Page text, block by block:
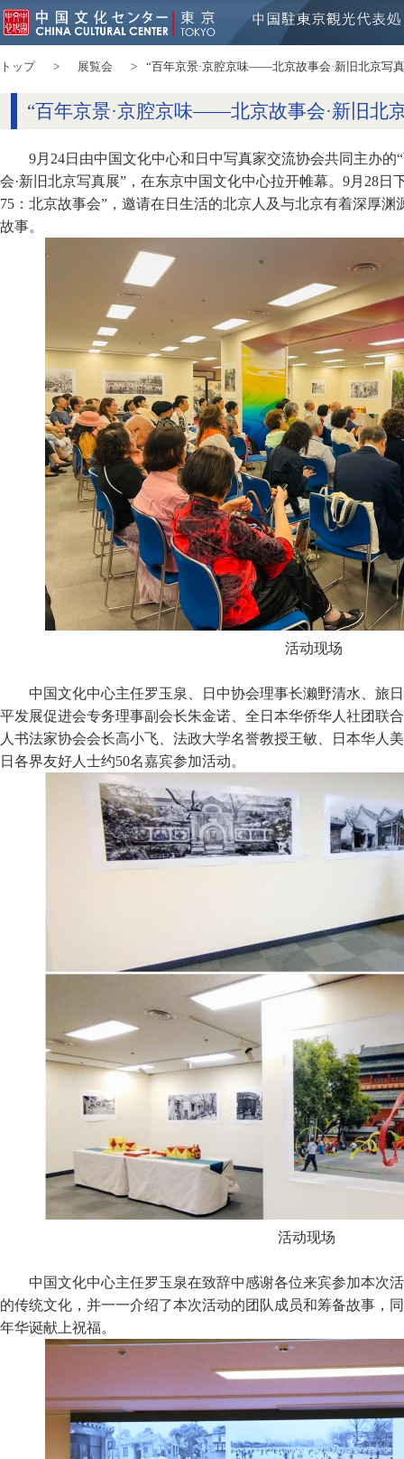
トップ 展覧会 “百年京景·京腔京味——北京故事会·新旧北京写
“百年京景·京腔京味——北京故事会·新旧北
9月24日由中国文化中心和日中写真家交流协会共同主办
会·新旧北京写真展”，在东京中国文化中心拉开帷幕。9月28日
75：北京故事会”，邀请在日生活的北京人及与北京有着深厚
故事。
活动现场
中国文化中心主任罗玉泉、日中协会理事长濑野清水、旅
平发展促进会专务理事副会长朱金诺、全日本华侨华人社团联
人书法家协会会长高小飞、法政大学名誉教授王敏、日本华人
日各界友好人士约50名嘉宾参加活动。
活动现场
中国文化中心主任罗玉泉在致辞中感谢各位来宾参加本次
的传统文化，并一一介绍了本次活动的团队成员和筹备故事，
年华诞献上祝福。